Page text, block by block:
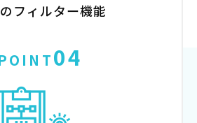
フィルター機能
04